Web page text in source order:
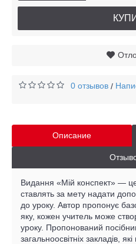
0 отзывов /
Описание
Видання «Мій конспект» — це
ставлять за мету надати
до уроку. Автор пропонує
яку, кожен учитель може
уроку. Пропонований
загальноосвітніх закладів,